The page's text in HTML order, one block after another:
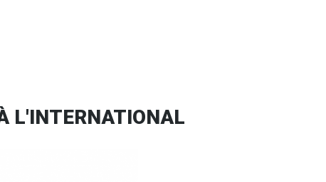
L'INTERNATIONAL